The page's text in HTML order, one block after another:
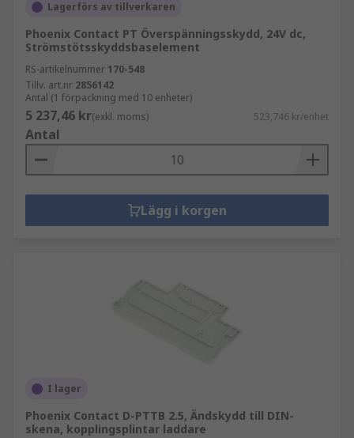
Lagerförs av tillverkaren
Phoenix Contact PT Överspänningsskydd, 24V dc,
Strömstötsskyddsbaselement
RS-artikelnummer 170-548
Tillv. art.nr 2856142
Antal (1 förpackning med 10 enheter)
5 237,46 kr(exkl. moms) 523,746 kr/enhet
Antal
Lägg i korgen
I lager
Phoenix Contact D-PTTB 2.5, Ändskydd till DIN-
skena, kopplingsplintar laddare